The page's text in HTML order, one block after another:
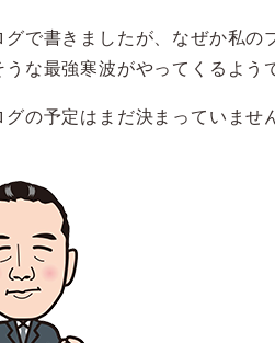
グで書きましたが、なぜか私
うな最強寒波がやってくるよう
グの予定はまだ決まっていま